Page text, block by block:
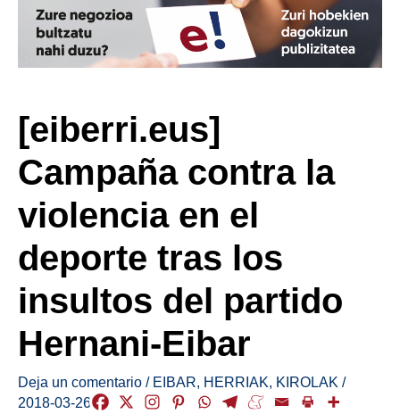
[eiberri.eus]
Campaña contra la
violencia en el
deporte tras los
insultos del partido
Hernani-Eibar
Deja un comentario / EIBAR, HERRIAK, KIROLAK /
2018-03-26